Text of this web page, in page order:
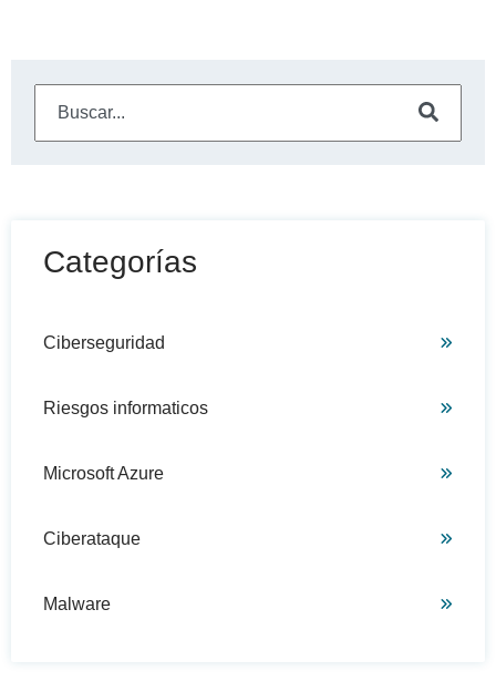
Categorías
Ciberseguridad
Riesgos informaticos
Microsoft Azure
Ciberataque
Malware